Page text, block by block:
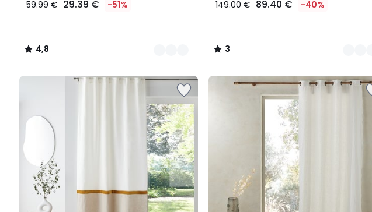
59.99 € 29.39 € -51%
4,8
/
149.00 € 89.40 € -40%
3
/